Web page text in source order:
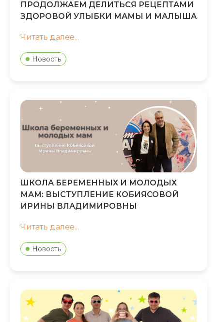
ПРОДОЛЖАЕМ ДЕЛИТЬСЯ РЕЦЕПТАМИ
ЗДОРОВОЙ УЛЫБКИ МАМЫ И МАЛЫША
Читать далее...
Новость
ШКОЛА БЕРЕМЕННЫХ И МОЛОДЫХ
МАМ: ВЫСТУПЛЕНИЕ КОБИЯСОВОЙ
ИРИНЫ ВЛАДИМИРОВНЫ
Читать далее...
Новость